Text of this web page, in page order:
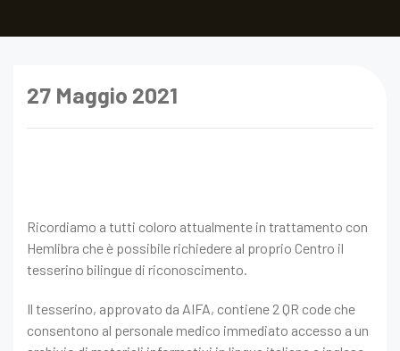
27 Maggio 2021
Ricordiamo a tutti coloro attualmente in trattamento con
Hemlibra che è possibile richiedere al proprio Centro il
tesserino bilingue di riconoscimento.
Il tesserino, approvato da AIFA, contiene 2 QR code che
consentono al personale medico immediato accesso a un